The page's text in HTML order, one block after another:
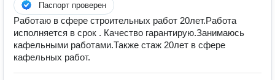
Паспорт проверен
Работаю в сфере строительных работ 20лет.Работа
исполняется в срок . Качество гарантирую.Занимаюсь
кафельными работами.Также стаж 20лет в сфере
кафельных работ.